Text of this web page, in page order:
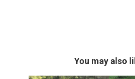
You may also